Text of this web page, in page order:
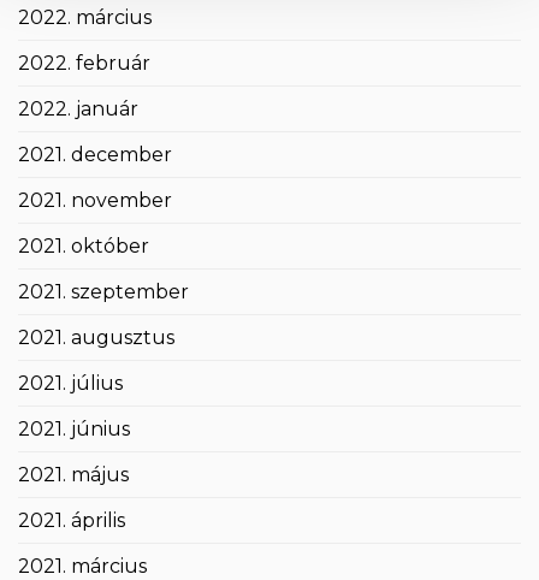
2022. március
2022. február
2022. január
2021. december
2021. november
2021. október
2021. szeptember
2021. augusztus
2021. július
2021. június
2021. május
2021. április
2021. március